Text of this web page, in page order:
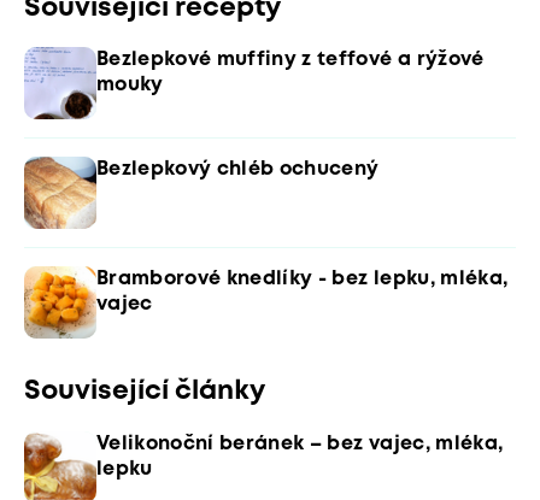
Související recepty
Bezlepkové muffiny z teffové a rýžové
mouky
Bezlepkový chléb ochucený
Bramborové knedlíky - bez lepku, mléka,
vajec
Související články
Velikonoční beránek – bez vajec, mléka,
lepku